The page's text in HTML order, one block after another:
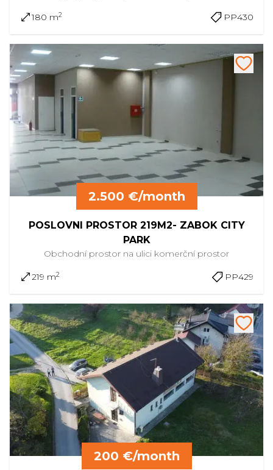
180 m2 PP430
2.500 €/month
POSLOVNI PROSTOR 219M2- ZABOK CITY
PARK
Obchodní prostor na ulici komerční prostor
219 m2 PP429
200 €/month